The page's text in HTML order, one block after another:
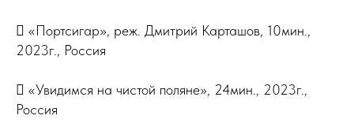
 «Портсигар», реж. Дмитрий Карташов, 10мин.,
2023г., Россия
 «Увидимся на чистой поляне», 24мин., 2023г.,
Россия